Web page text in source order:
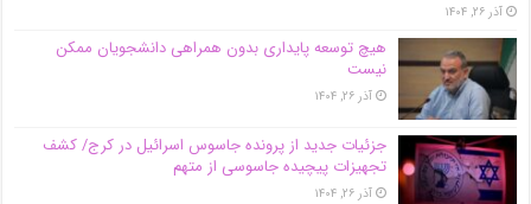
آذر ۲۶, ۱۴۰۴
هیچ توسعه پایداری بدون همراهی دانشجویان ممکن
نیست
آذر ۲۶, ۱۴۰۴
جزئیات جدید از پرونده جاسوس اسرائیل در کرج/‌ کشف
تجهیزات پیچیده جاسوسی از متهم
آذر ۲۶, ۱۴۰۴